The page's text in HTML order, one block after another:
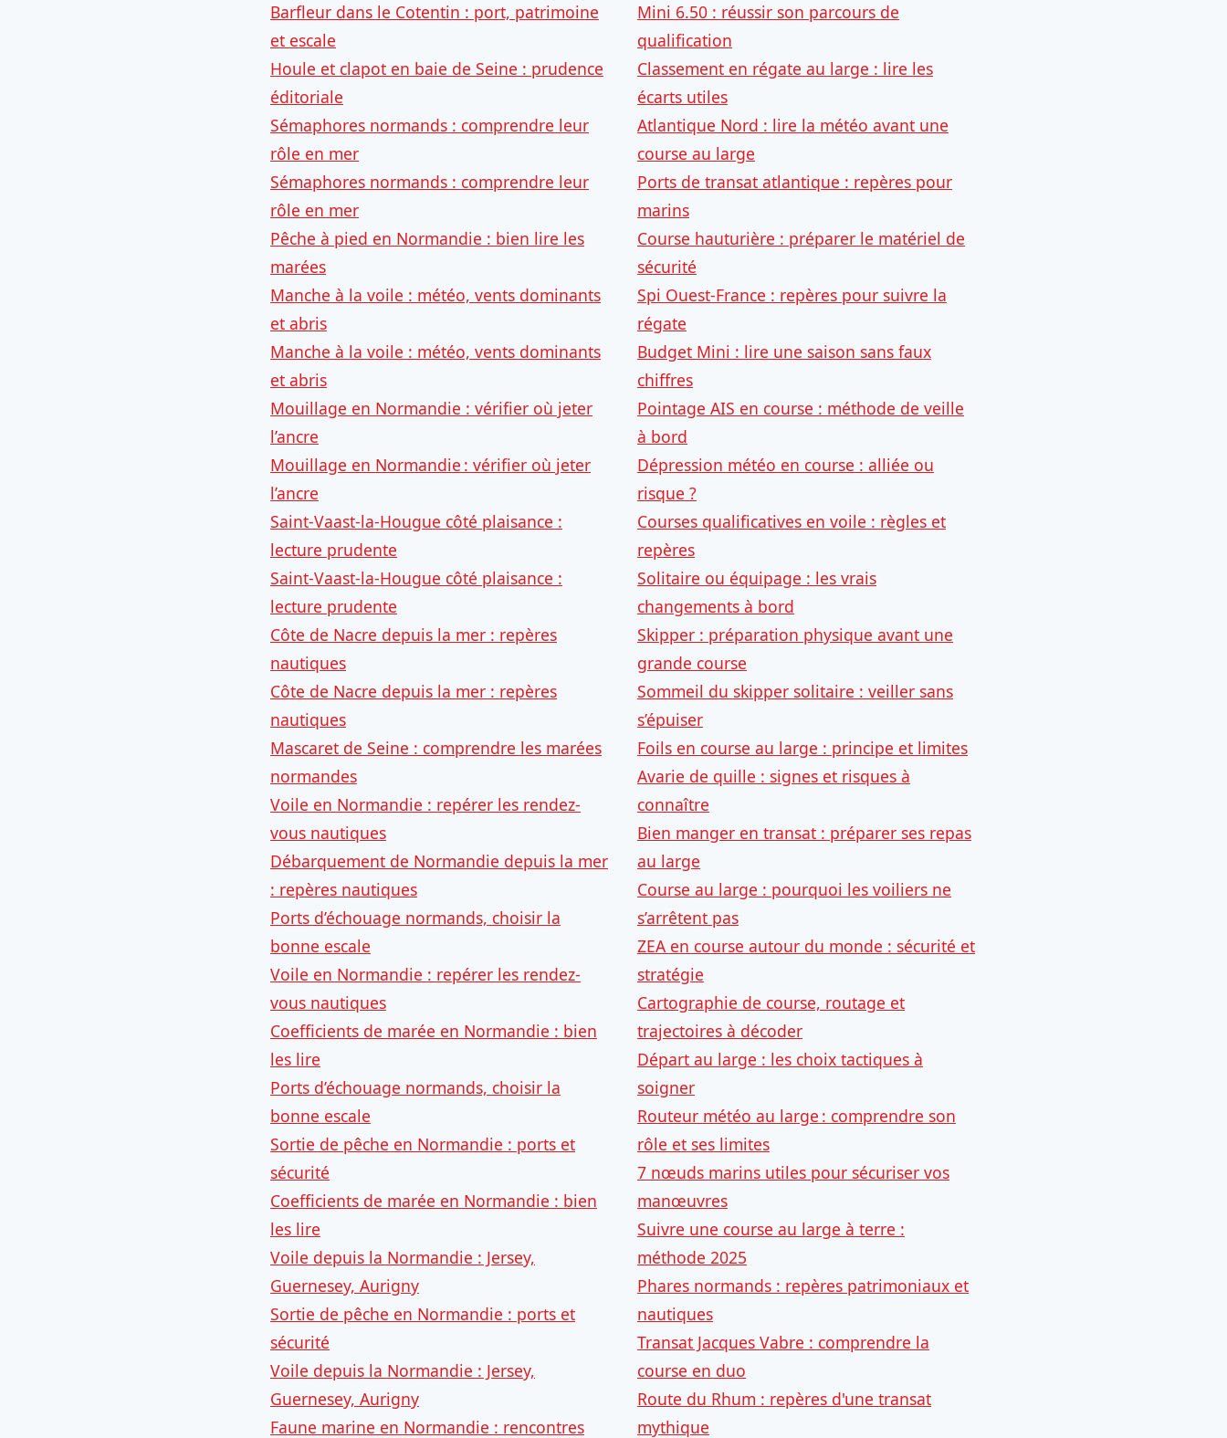
Barfleur dans le Cotentin : port, patrimoine
et escale
Houle et clapot en baie de Seine : prudence
éditoriale
Sémaphores normands : comprendre leur
rôle en mer
Sémaphores normands : comprendre leur
rôle en mer
Pêche à pied en Normandie : bien lire les
marées
Manche à la voile : météo, vents dominants
et abris
Manche à la voile : météo, vents dominants
et abris
Mouillage en Normandie : vérifier où jeter
l’ancre
Mouillage en Normandie : vérifier où jeter
l’ancre
Saint-Vaast-la-Hougue côté plaisance :
lecture prudente
Saint-Vaast-la-Hougue côté plaisance :
lecture prudente
Côte de Nacre depuis la mer : repères
nautiques
Côte de Nacre depuis la mer : repères
nautiques
Mascaret de Seine : comprendre les marées
normandes
Voile en Normandie : repérer les rendez-
vous nautiques
Débarquement de Normandie depuis la mer
: repères nautiques
Ports d’échouage normands, choisir la
bonne escale
Voile en Normandie : repérer les rendez-
vous nautiques
Coefficients de marée en Normandie : bien
les lire
Ports d’échouage normands, choisir la
bonne escale
Sortie de pêche en Normandie : ports et
sécurité
Coefficients de marée en Normandie : bien
les lire
Voile depuis la Normandie : Jersey,
Guernesey, Aurigny
Sortie de pêche en Normandie : ports et
sécurité
Voile depuis la Normandie : Jersey,
Guernesey, Aurigny
Faune marine en Normandie : rencontres
Mini 6.50 : réussir son parcours de
qualification
Classement en régate au large : lire les
écarts utiles
Atlantique Nord : lire la météo avant une
course au large
Ports de transat atlantique : repères pour
marins
Course hauturière : préparer le matériel de
sécurité
Spi Ouest-France : repères pour suivre la
régate
Budget Mini : lire une saison sans faux
chiffres
Pointage AIS en course : méthode de veille
à bord
Dépression météo en course : alliée ou
risque ?
Courses qualificatives en voile : règles et
repères
Solitaire ou équipage : les vrais
changements à bord
Skipper : préparation physique avant une
grande course
Sommeil du skipper solitaire : veiller sans
s’épuiser
Foils en course au large : principe et limites
Avarie de quille : signes et risques à
connaître
Bien manger en transat : préparer ses repas
au large
Course au large : pourquoi les voiliers ne
s’arrêtent pas
ZEA en course autour du monde : sécurité et
stratégie
Cartographie de course, routage et
trajectoires à décoder
Départ au large : les choix tactiques à
soigner
Routeur météo au large : comprendre son
rôle et ses limites
7 nœuds marins utiles pour sécuriser vos
manœuvres
Suivre une course au large à terre :
méthode 2025
Phares normands : repères patrimoniaux et
nautiques
Transat Jacques Vabre : comprendre la
course en duo
Route du Rhum : repères d'une transat
mythique